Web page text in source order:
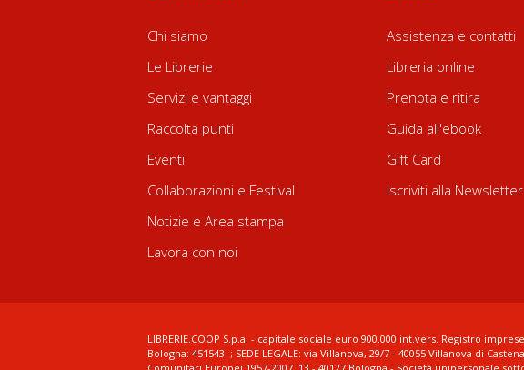
Chi siamo
Le Librerie
Servizi e vantaggi
Raccolta punti
Eventi
Collaborazioni e Festival
Notizie e Area stampa
Lavora con noi
Assistenza e contatti
Libreria online
Prenota e ritira
Guida all'ebook
Gift Card
Iscriviti alla Newsletter
LIBRERIE.COOP S.p.a. - capitale sociale euro 900.000 int.vers. Registro
Bologna: 451543 ; SEDE LEGALE: via Villanova, 29/7 - 40055 Villanova di